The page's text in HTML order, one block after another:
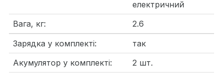
електричний
Вага, кг:
2.6
Зарядка у комплекті:
так
Акумулятор у комплекті:
2 шт.